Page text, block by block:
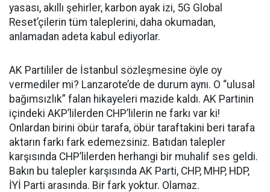
yasası, akıllı şehirler, karbon ayak izi, 5G Global
Reset’çilerin tüm taleplerini, daha okumadan,
anlamadan adeta kabul ediyorlar.
AK Partililer de İstanbul sözleşmesine öyle oy
vermediler mi? Lanzarote’de de durum aynı. O “ulusal
bağımsızlık” falan hikayeleri mazide kaldı. AK Partinin
içindeki AKP’lilerden CHP’lilerin ne farkı var ki!
Onlardan birini öbür tarafa, öbür taraftakini beri tarafa
aktarın farkı fark edemezsiniz. Batıdan talepler
karşısında CHP’lilerden herhangi bir muhalif ses geldi.
Bakın bu talepler karşısında AK Parti, CHP, MHP, HDP,
İYİ Parti arasında. Bir fark yoktur. Olamaz.